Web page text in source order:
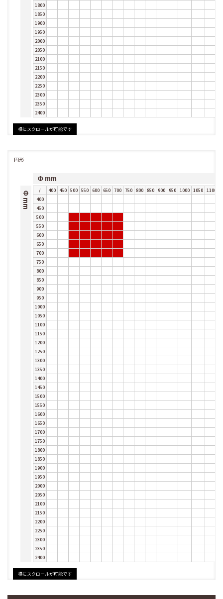
1800
1850
1900
1950
2000
2050
2100
2150
2200
2250
2300
2350
2400
円形
Φ mm
Φ mm
/ 400 450 500 550 600 650 700 750 800 850 900 950 1000 1050 1100
400
450
500
550
600
650
700
750
800
850
900
950
1000
1050
1100
1150
1200
1250
1300
1350
1400
1450
1500
1550
1600
1650
1700
1750
1800
1850
1900
1950
2000
2050
2100
2150
2200
2250
2300
2350
2400